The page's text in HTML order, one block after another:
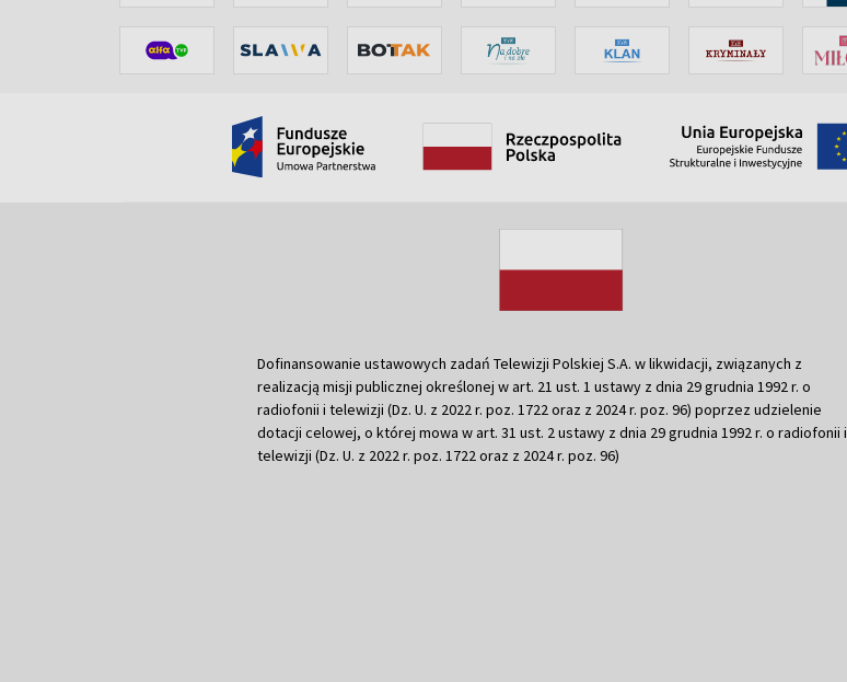
Dofinansowanie ustawowych zadań Telewizji Polskiej S.A. w likwidacji, związanych z
realizacją misji publicznej określonej w art. 21 ust. 1 ustawy z dnia 29 grudnia 1992 r. o
radiofonii i telewizji (Dz. U. z 2022 r. poz. 1722 oraz z 2024 r. poz. 96) poprzez udzielenie
dotacji celowej, o której mowa w art. 31 ust. 2 ustawy z dnia 29 grudnia 1992 r. o radiofonii i
telewizji (Dz. U. z 2022 r. poz. 1722 oraz z 2024 r. poz. 96)